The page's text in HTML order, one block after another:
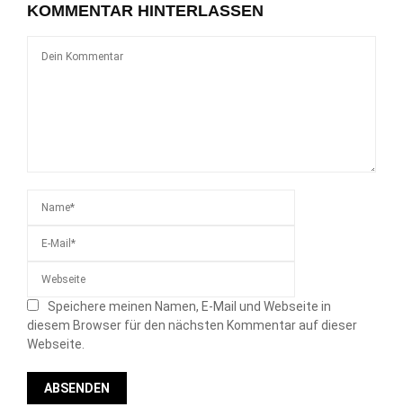
KOMMENTAR HINTERLASSEN
Speichere meinen Namen, E-Mail und Webseite in
diesem Browser für den nächsten Kommentar auf dieser
Webseite.